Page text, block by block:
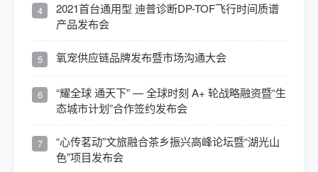
4
2021首台通用型 迪普诊断DP-TOF飞行时间质谱
产品发布会
5 氧宠供应链品牌发布暨市场沟通大会
6
“耀全球 通天下” — 全球时刻 A+ 轮战略融资暨“生
态城市计划”合作签约发布会
7
“心传茗动”文旅融合茶乡振兴高峰论坛暨“湖光山
色”项目发布会